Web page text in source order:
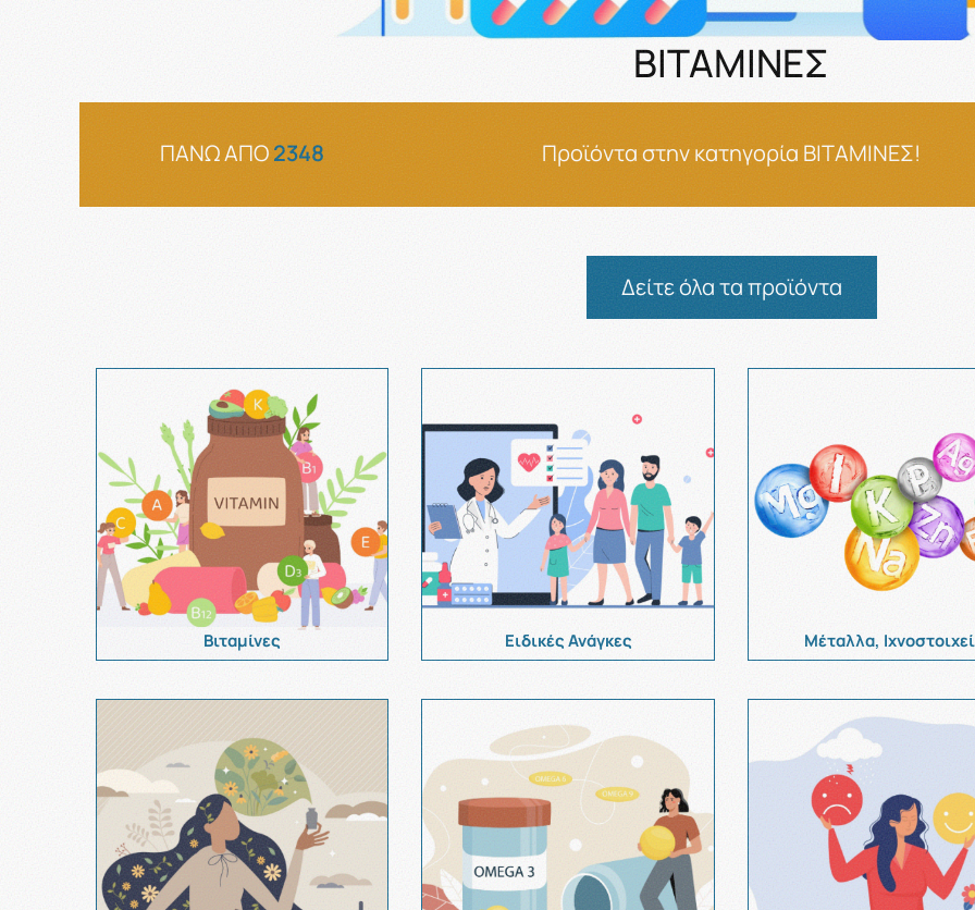
ΒΙΤΑΜΙΝΕΣ
ΠΑΝΩ ΑΠΟ2348 Προϊόντα στην κατηγορία ΒΙΤΑΜΙΝΕΣ!
Δείτε όλα τα προϊόντα
Βιταμίνες Ειδικές Ανάγκες Μέταλλα,